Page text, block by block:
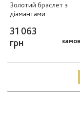
Золотий браслет з
діамантами
31 063
грн